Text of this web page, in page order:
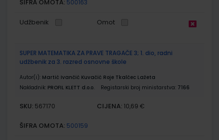
ŠIFRA OMOTA: 500163
Udžbenik Omot
SUPER MATEMATIKA ZA PRAVE TRAGAČE 3; 1. dio, radni
udžbenik za 3. razred osnovne škole
Autor(i): Martić Ivančić Kuvačić Roje Tkalčec Lažeta
Nakladnik: PROFIL KLETT d.o.o. Registarski broj ministarstva: 7166
SKU: 567170 CIJENA: 10,69 €
ŠIFRA OMOTA: 500159